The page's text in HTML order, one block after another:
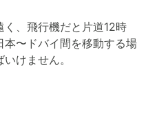
く、飛行機だと片道12時
〜ドバイ間を移動する場
けません。